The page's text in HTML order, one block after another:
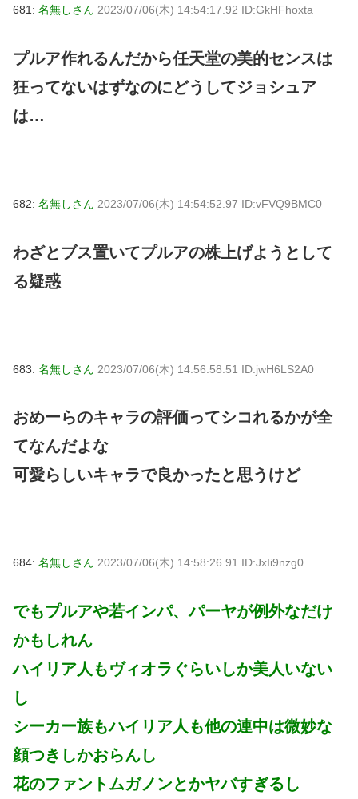
681: 名無しさん 2023/07/06(木) 14:54:17.92 ID:GkHFhoxta
プルア作れるんだから任天堂の美的センスは
狂ってないはずなのにどうしてジョシュア
は…
682: 名無しさん 2023/07/06(木) 14:54:52.97 ID:vFVQ9BMC0
わざとブス置いてプルアの株上げようとして
る疑惑
683: 名無しさん 2023/07/06(木) 14:56:58.51 ID:jwH6LS2A0
おめーらのキャラの評価ってシコれるかが全
てなんだよな
可愛らしいキャラで良かったと思うけど
684: 名無しさん 2023/07/06(木) 14:58:26.91 ID:JxIi9nzg0
でもプルアや若インパ、パーヤが例外なだけ
かもしれん
ハイリア人もヴィオラぐらいしか美人いない
し
シーカー族もハイリア人も他の連中は微妙な
顔つきしかおらんし
花のファントムガノンとかヤバすぎるし